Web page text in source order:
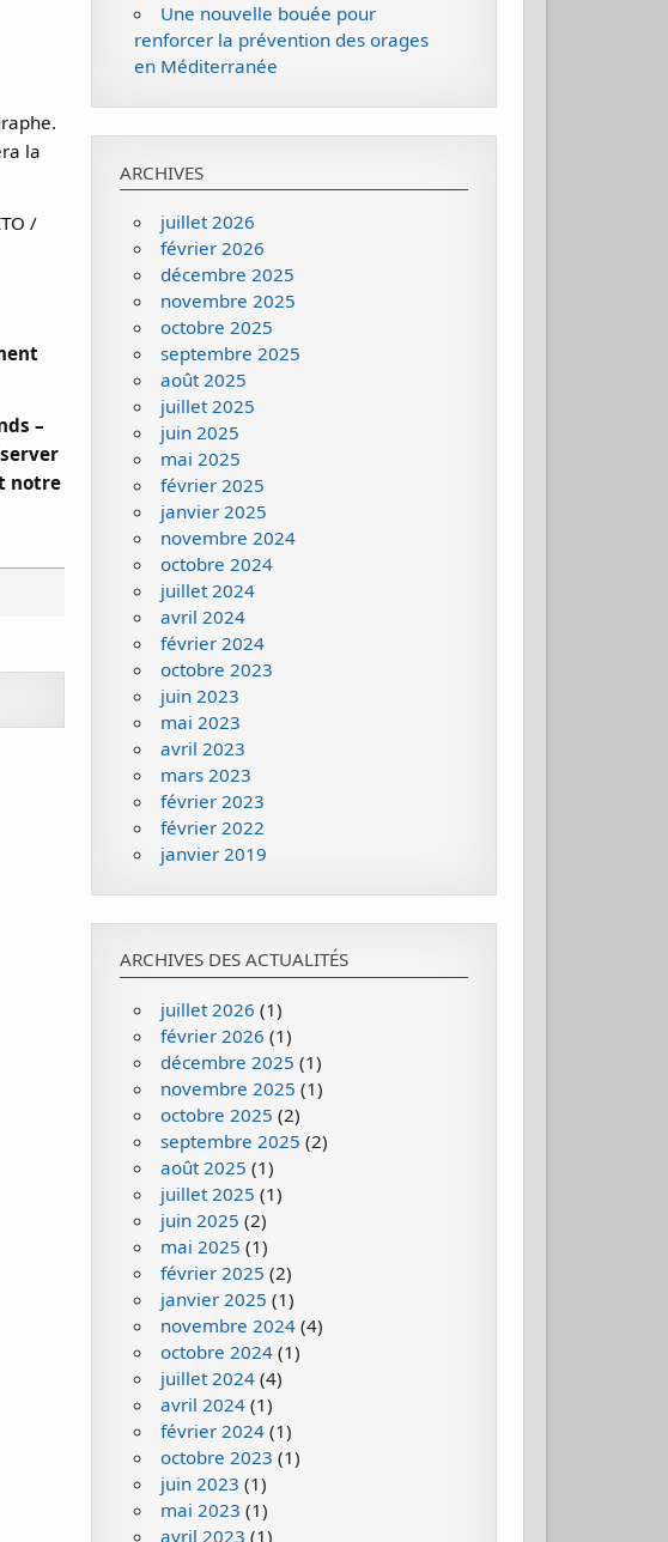
la
/
–
notre
Une nouvelle bouée pour
renforcer la prévention des orages
en Méditerranée
ARCHIVES
juillet 2026
février 2026
décembre 2025
novembre 2025
octobre 2025
septembre 2025
août 2025
juillet 2025
juin 2025
mai 2025
février 2025
janvier 2025
novembre 2024
octobre 2024
juillet 2024
avril 2024
février 2024
octobre 2023
juin 2023
mai 2023
avril 2023
mars 2023
février 2023
février 2022
janvier 2019
ARCHIVES DES ACTUALITÉS
juillet 2026 (1)
février 2026 (1)
décembre 2025 (1)
novembre 2025 (1)
octobre 2025 (2)
septembre 2025 (2)
août 2025 (1)
juillet 2025 (1)
juin 2025 (2)
mai 2025 (1)
février 2025 (2)
janvier 2025 (1)
novembre 2024(4)
octobre 2024(1)
juillet 2024(4)
avril 2024(1)
février 2024(1)
octobre 2023 (1)
juin 2023 (1)
mai 2023 (1)
avril 2023 (1)